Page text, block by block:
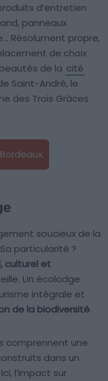
d’entretien
panneaux
Résolument propre,
de choix
de la cité
Saint-André, le
des Trois Grâces
soucieux de la
particularité ?
culturel et
Un écolodge
intégrale et
de la biodiversité.
comprennent une
dans un
l’impact sur